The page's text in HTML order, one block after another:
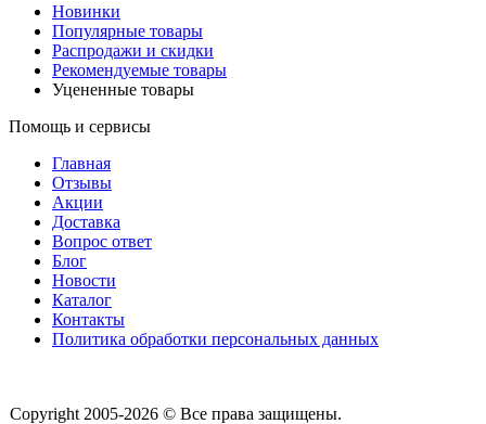
Новинки
Популярные товары
Распродажи и скидки
Рекомендуемые товары
Уцененные товары
Помощь и сервисы
Главная
Отзывы
Акции
Доставка
Вопрос ответ
Блог
Новости
Каталог
Контакты
Политика обработки персональных данных
Copyright 2005-2026 © Все права защищены.